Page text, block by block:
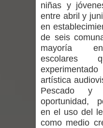
ministra
Linares:
Seremi de
mantiene
niños y
niñas y
entre abril y
en
de seis
mayoría
artística
Pescado
oportunidad,
en el uso del
como medio